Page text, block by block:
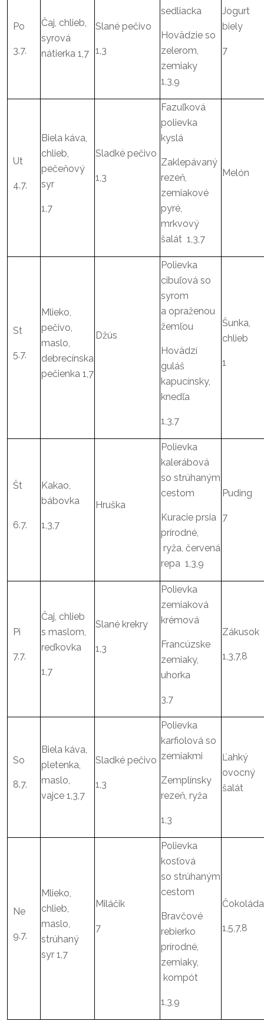
Po
3.7.
Čaj, chlieb,
syrová
nátierka 1,7
Slané pečivo
1,3
sedliacka
Hovädzie so
zelerom,
zemiaky
1,3,9
Jogurt
biely
7
Ut
4.7.
Biela káva,
chlieb,
pečeňový
syr
1,7
Sladké pečivo
1,3
Fazuľková
polievka
kyslá
Zaklepávaný
rezeň,
zemiakové
pyré,
mrkvový
šalát 1,3,7
Melón
St
5.7.
Mlieko,
pečivo,
maslo,
debrecínska
pečienka 1,7
Džús
Polievka
cibuľová so
syrom
a opraženou
žemľou
Hovädzí
guláš
kapucínsky,
knedľa
1,3,7
Šunka,
chlieb
1
Št
6.7.
Kakao,
bábovka
1,3,7
Hruška
Polievka
kalerábová
so strúhaným
cestom
Kuracie prsia
prírodné,
ryža, červená
repa 1,3,9
Puding
7
Pi
7.7.
Čaj, chlieb
s maslom,
reďkovka
1,7
Slané krekry
1,3
Polievka
zemiaková
krémová
Francúzske
zemiaky,
uhorka
3,7
Zákusok
1,3,7,8
So
8.7.
Biela káva,
pletenka,
maslo,
vajce 1,3,7
Sladké pečivo
1,3
Polievka
karfiolová so
zemiakmi
Zemplínsky
rezeň, ryža
1,3
Ľahký
ovocný
šalát
Ne
9.7.
Mlieko,
chlieb,
maslo,
strúhaný
syr 1,7
Miláčik
7
Polievka
kosťová
so strúhaným
cestom
Bravčové
rebierko
prírodné,
zemiaky,
kompót
1,3,9
Čokoláda
1,5,7,8